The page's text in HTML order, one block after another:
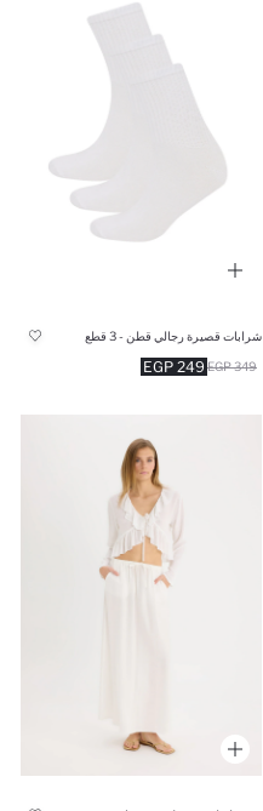
شرابات قصيرة رجالي قطن - 3 قطع
249 EGP 349 EGP